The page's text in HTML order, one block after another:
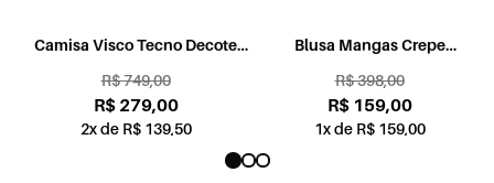
Camisa Visco Tecno Decote
R$ 749,00
R$ 279,00
2x de R$ 139,50
Blusa Mangas Crepe
R$ 398,00
R$ 159,00
1x de R$ 159,00